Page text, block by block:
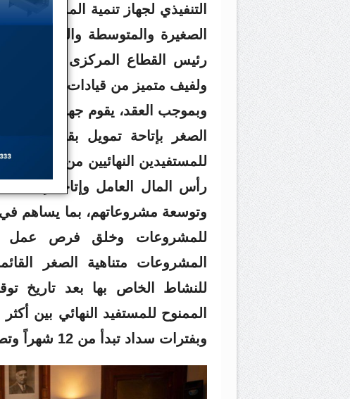
التنفيذي لجهاز تنمية
الصغيرة والمتوسطة والتمويل
رئيس القطاع المركزى للتمويل
ولفيف متميز من قيادات الجانبين.
وبموجب العقد، يقوم جهاز تنمية
للمستفيدين النهائيين من أصحاب
رأس المال العامل وإتاحة إمكانية
وتوسعة مشروعاتهم، بما يساهم في
للمشروعات وخلق فرص عمل
المشروعات متناهية الصغر
للنشاط الخاص بها بعد تاريخ
وبفترات سداد تبدأ من 12 شهراً وتصل إلى 36 شهراً.